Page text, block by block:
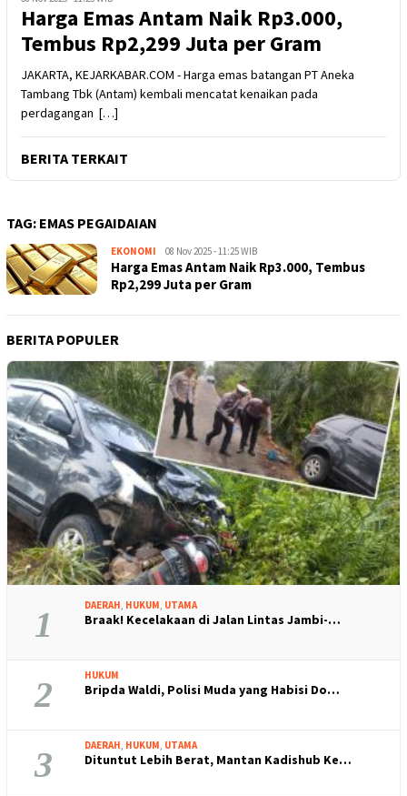
Harga Emas Antam Naik Rp3.000,
Tembus Rp2,299 Juta per Gram
JAKARTA, KEJARKABAR.COM - Harga emas batangan PT Aneka
Tambang Tbk (Antam) kembali mencatat kenaikan pada
perdagangan […]
BERITA TERKAIT
TAG: EMAS PEGAIDAIAN
EKONOMI Kejar
Kabar
08 Nov 2025 - 11:25 WIB
Harga Emas Antam Naik Rp3.000, Tembus
Rp2,299 Juta per Gram
BERITA POPULER
1 DAERAH HUKUM UTAMA
Braak! Kecelakaan di Jalan Lintas Jambi-…
2 HUKUM
Bripda Waldi, Polisi Muda yang Habisi Do…
3 DAERAH HUKUM UTAMA
Dituntut Lebih Berat, Mantan Kadishub Ke…